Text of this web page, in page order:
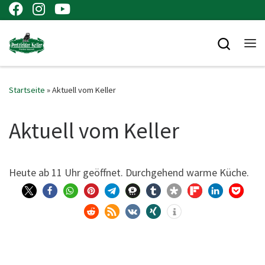
Zum Inhalt springen
Startseite »Aktuell vom Keller
Aktuell vom Keller
Heu­te ab 11 Uhr geöff­net. Durch­ge­hend war­me Küche.